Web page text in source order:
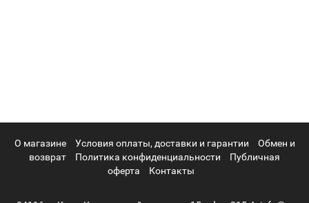
О магазине Условия оплаты, доставки и гарантии
Обмен и
возврат
Политика конфиденциальности
Публичная
оферта
Контакты